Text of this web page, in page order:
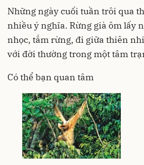
Những ngày cuối tuần trôi qua
nhiều ý nghĩa. Rừng già ôm lấy
nhọc, tắm rừng, đi giữa thiên
với đời thường trong một tâm
Có thể bạn quan tâm